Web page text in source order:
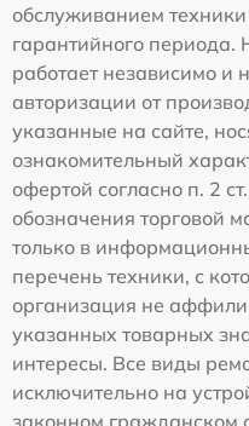
обслуживанием
гарантийного периода.
работает независимо и
авторизации от
указанные на сайте,
ознакомительный
офертой согласно п. 2
обозначения торговой
только в
перечень техники, с
организация не
указанных товарных
интересы. Все виды
исключительно на
законном гражданском